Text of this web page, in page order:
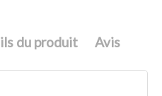
du produit Avis